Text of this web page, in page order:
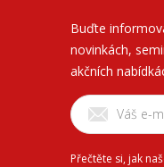
Buďte
novinkách,
akčních
Přečtěte si, jak